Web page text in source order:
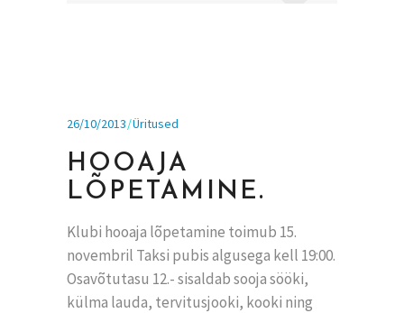
26/10/2013 Üritused
HOOAJA
LÕPETAMINE.
Klubi hooaja lõpetamine toimub 15.
novembril Taksi pubis algusega kell 19:00.
Osavõtutasu 12.- sisaldab sooja sööki,
külma lauda, tervitusjooki, kooki ning